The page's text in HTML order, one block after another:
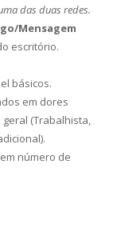
das duas redes.
Mensagem
escritório.
básicos.
em dores
(Trabalhista,
número de